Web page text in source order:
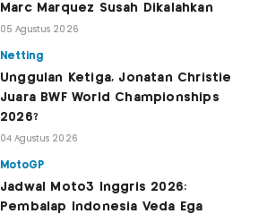
Marc Marquez Susah Dikalahkan
05 Agustus 2026
Netting
Unggulan Ketiga, Jonatan Christie
Juara BWF World Championships
2026?
04 Agustus 2026
MotoGP
Jadwal Moto3 Inggris 2026:
Pembalap Indonesia Veda Ega